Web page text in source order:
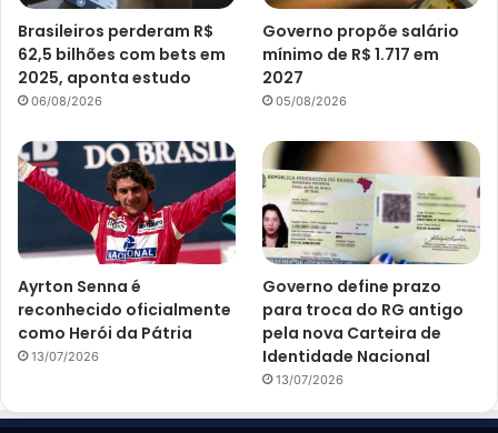
Brasileiros perderam R$
62,5 bilhões com bets em
2025, aponta estudo
06/08/2026
Governo propõe salário
mínimo de R$ 1.717 em
2027
05/08/2026
Ayrton Senna é
reconhecido oficialmente
como Herói da Pátria
13/07/2026
Governo define prazo
para troca do RG antigo
pela nova Carteira de
Identidade Nacional
13/07/2026